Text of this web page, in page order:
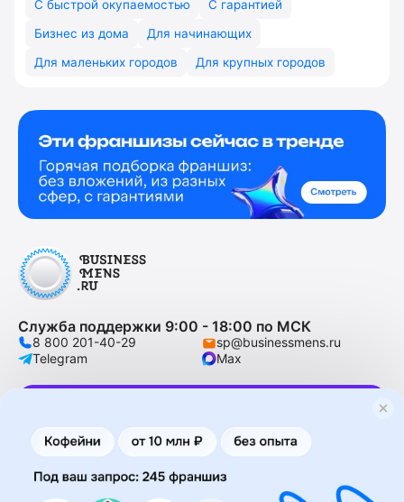
С быстрой окупаемостью
С гарантией
Бизнес из дома
Для начинающих
Для маленьких городов
Для крупных городов
Служба поддержки 9:00 - 18:00 по МСК
8 800 201-40-29
sp@businessmens.ru
Telegram
Max